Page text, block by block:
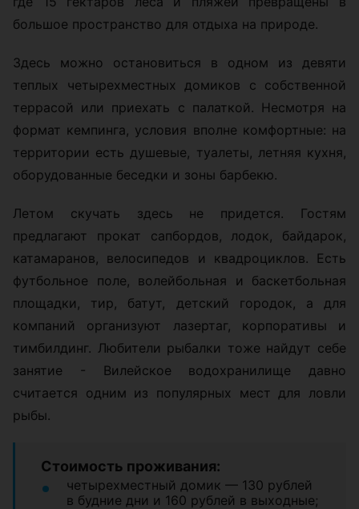
большое пространство для отдыха на природе.
Здесь можно остановиться в одном из девяти
теплых четырехместных домиков с собственной
террасой или приехать с палаткой. Несмотря на
формат кемпинга, условия вполне комфортные: на
территории есть душевые, туалеты, летняя кухня,
оборудованные беседки и зоны барбекю.
Летом скучать здесь не придется. Гостям
предлагают прокат сапбордов, лодок, байдарок,
катамаранов, велосипедов и квадроциклов. Есть
футбольное поле, волейбольная и баскетбольная
площадки, тир, батут, детский городок, а для
компаний организуют лазертаг, корпоративы и
тимбилдинг. Любители рыбалки тоже найдут себе
занятие - Вилейское водохранилище давно
считается одним из популярных мест для ловли
рыбы.
Стоимость проживания:
четырехместный домик — 130 рублей
в будние дни и 160 рублей в выходные;